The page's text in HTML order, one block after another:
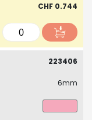
CHF 0.744
223406
6mm